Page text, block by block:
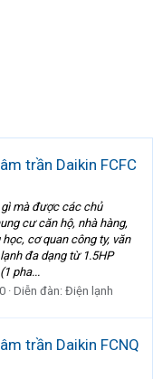
trần Daikin FCFC
gì mà được các chủ
cư căn hộ, nhà hàng,
cơ quan công ty, văn
đa dạng từ 1.5HP
pha...
Diễn đàn: Điện lạnh
trần Daikin FCNQ